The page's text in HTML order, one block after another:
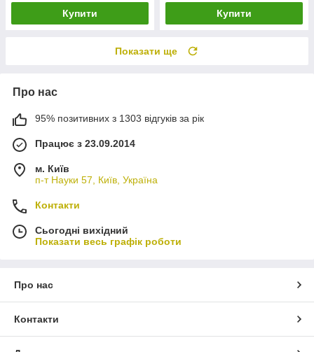
Купити Купити
Показати ще
Про нас
95% позитивних з 1303 відгуків за рік
Працює з 23.09.2014
м. Київ
п-т Науки 57, Київ, Україна
Контакти
Сьогодні вихідний
Показати весь графік роботи
Про нас
Контакти